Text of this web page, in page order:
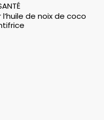
de noix de coco